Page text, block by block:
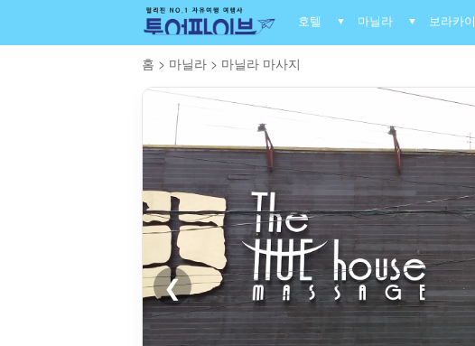
호텔 ▼ 마닐라 ▼ 보라카이
홈 > 마닐라 > 마닐라 마사지
❮